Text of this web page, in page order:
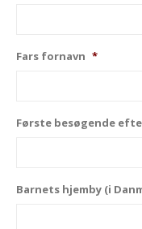
Fars fornavn *
Første besøgende
Barnets hjemby (i